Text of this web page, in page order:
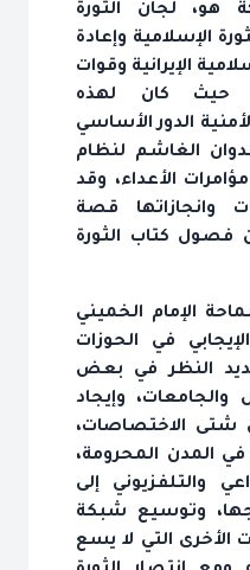
هو، لجان الثورة
الإسلامية وإعادة
الإيرانية وقوات
حيث كان لهذه
الدور الأساسي
الغاشم لنظام
الأعداء، وقد
قصة
كتاب الثورة
الإمام الخميني
في الحوزات
النظر في بعض
وإيجاد
شتى الاختصاصات،
في المدن المحرومة،
والتلفزيوني إلى
وتوسيع شبكة
الأخرى التي لا يسع